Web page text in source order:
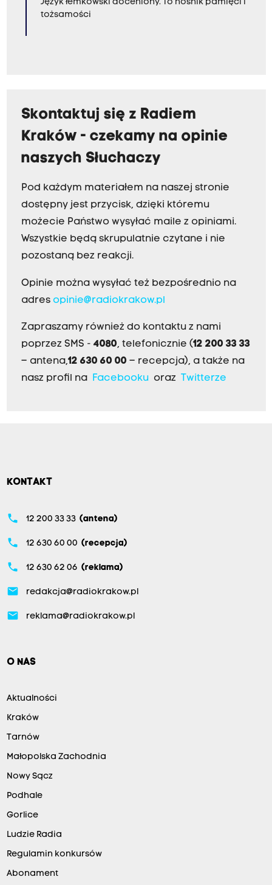
Język łemkowski doceniony. To nośnik pamięci i
tożsamości
Skontaktuj się z Radiem
Kraków - czekamy na opinie
naszych Słuchaczy
Pod każdym materiałem na naszej stronie
dostępny jest przycisk, dzięki któremu
możecie Państwo wysyłać maile z opiniami.
Wszystkie będą skrupulatnie czytane i nie
pozostaną bez reakcji.
Opinie można wysyłać też bezpośrednio na
adres opinie@radiokrakow.pl
Zapraszamy również do kontaktu z nami
poprzez SMS - 4080, telefonicznie (12 200 33 33
– antena,12 630 60 00 – recepcja), a także na
nasz profil na
Facebookuoraz Twitterze
KONTAKT
phone 12 200 33 33 (antena)
phone 12 630 60 00 (recepcja)
phone 12 630 62 06 (reklama)
email redakcja@radiokrakow.pl
email reklama@radiokrakow.pl
O NAS
Aktualności
Kraków
Tarnów
Małopolska Zachodnia
Nowy Sącz
Podhale
Gorlice
Ludzie Radia
Regulamin konkursów
Abonament